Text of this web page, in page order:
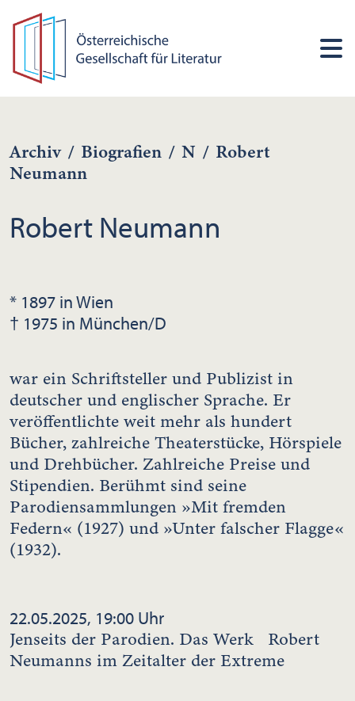
Archiv / Biografien / N / Robert
Neumann
Robert Neumann
* 1897 in Wien
† 1975 in München/D
war ein Schriftsteller und Publizist in
deutscher und englischer Sprache. Er
veröffentlichte weit mehr als hundert
Bücher, zahlreiche Theaterstücke, Hörspiele
und Drehbücher. Zahlreiche Preise und
Stipendien. Berühmt sind seine
Parodiensammlungen »Mit fremden
Federn« (1927) und »Unter falscher Flagge«
(1932).
22.05.2025, 19:00 Uhr
Jenseits der Parodien. Das Werk Robert
Neumanns im Zeitalter der Extreme